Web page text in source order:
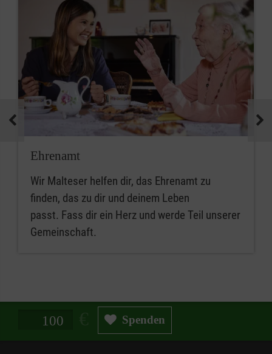
Ehrenamt
Wir Malteser helfen dir, das Ehrenamt zu
finden, das zu dir und deinem Leben
passt. Fass dir ein Herz und werde Teil unserer
Gemeinschaft.
Spendenbetrag in Euro Spenden